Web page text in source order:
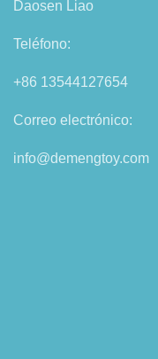
Daosen Liao
Teléfono:
+86 13544127654
Correo electrónico:
info@demengtoy.com